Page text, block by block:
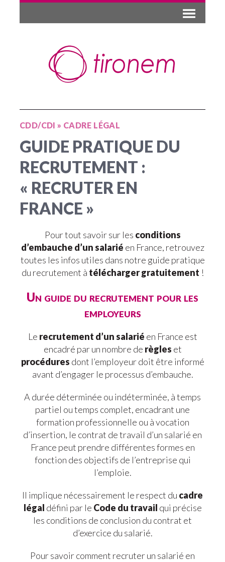
CDD/CDI » CADRE LÉGAL
GUIDE PRATIQUE DU
RECRUTEMENT :
« RECRUTER EN
FRANCE »
Pour tout savoir sur les conditions
d’embauche d’un salarié en France, retrouvez
toutes les infos utiles dans notre guide pratique
du recrutement à télécharger gratuitement !
Un guide du recrutement pour les
employeurs
Le recrutement d’un salarié en France est
encadré par un nombre de règles et
procédures dont l’employeur doit être informé
avant d’engager le processus d’embauche.
A durée déterminée ou indéterminée, à temps
partiel ou temps complet, encadrant une
formation professionnelle ou à vocation
d’insertion, le contrat de travail d’un salarié en
France peut prendre différentes formes en
fonction des objectifs de l’entreprise qui
l’emploie.
Il implique nécessairement le respect du cadre
légal défini par le Code du travail qui précise
les conditions de conclusion du contrat et
d’exercice du salarié.
Pour savoir comment recruter un salarié en